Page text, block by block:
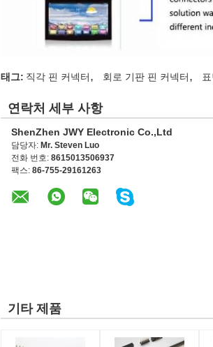
태그: 직각 핀 커넥터, 회로 기판 핀 커넥터,
연락처 세부 사항
ShenZhen JWY Electronic Co.,Ltd
담당자: Mr. Steven Luo
전화 번호: 8615013506937
팩스: 86-755-29161263
기타 제품